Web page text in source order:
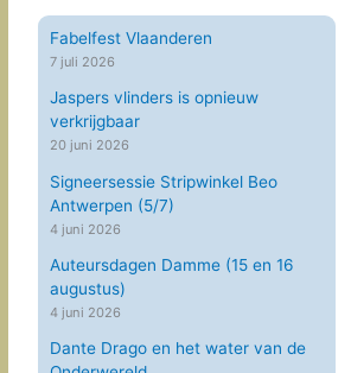
Fabelfest Vlaanderen
7 juli 2026
Jaspers vlinders is opnieuw
verkrijgbaar
20 juni 2026
Signeersessie Stripwinkel Beo
Antwerpen (5/7)
4 juni 2026
Auteursdagen Damme (15 en 16
augustus)
4 juni 2026
Dante Drago en het water van de